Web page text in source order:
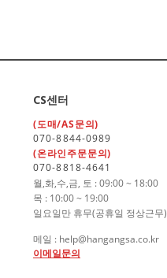
CS센터
(도매/AS문의)
070-8844-0989
(온라인주문문의)
070-8818-4641
월,화,수,금, 토 : 09:00 ~ 18:00
목 : 10:00 ~ 19:00
일요일만 휴무(공휴일 정상근무)
메일 : help@hangangsa.co.kr
이메일문의